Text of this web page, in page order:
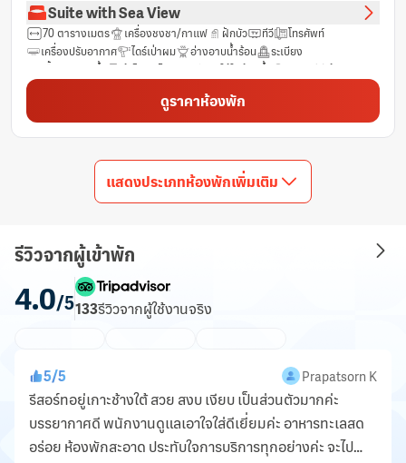
Suite with Sea View
70 ตารางเมตร เครื่องชงชา/กาแฟ ฝักบัว ทีวี
โทรศัพท์
เครื่องปรับอากาศ
ไดร์เป่าผม อ่างอาบน้ำร้อน
ระเบียง
เสื้อคลุมอาบน้ำ
ตู้เย็น โต๊ะ ฟรีของใช้ในห้องน้ำ
ห้องสุขา
พื้นที่รับประทานอาหาร กาน้ำร้อนไฟฟ้า
วิวทะเลสาบ
วิวสระว่ายน้ำ วิวภูเขา
ก่อให้เกิดอาการภูมิแพ้น้อย
ผลิตภัณฑ์ทำความสะอาด
เครื่องชงกาแฟ ผ้าเช็ดตัว
โต๊ะอาหาร
ใช้บันไดเท่านั้นสำหรับชั้นบน
ราวแขวนเสื้อ ห้องน้ำส่วนตัว
เตียงเสริมยาวพิเศษ (>6.5 ฟุต) น้ำดื่มบรรจุขวด (ฟรี)
ห้องปลอดบุหรี่
หน้าต่าง
ชุดเครื่องนอนช่วยให้หลับสบาย
ผลไม้/ของว่าง
เตียงสำหรับเด็ก (เมื่อแจ้งความประสงค์)
บริการด้านความปลอดภัย
ดูราคาห้องพัก
แสดงประเภทห้องพักเพิ่มเติม
รีวิวจากผู้เข้าพัก
4.0/5133รีวิวจากผู้ใช้งานจริง
Prapatsorn K
5/5
รีสอร์ทอยู่เกาะช้างใต้ สวย สงบ เงียบ เป็นส่วนตัวมากค่ะ
บรรยากาศดี พนักงานดูแลเอาใจใส่ดีเยี่ยมค่ะ อาหารทะเลสด
อร่อย ห้องพักสะอาด ประทับใจการบริการทุกอย่างค่ะ จะไป